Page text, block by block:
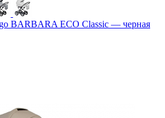
BARBARA ECO Classic — черная